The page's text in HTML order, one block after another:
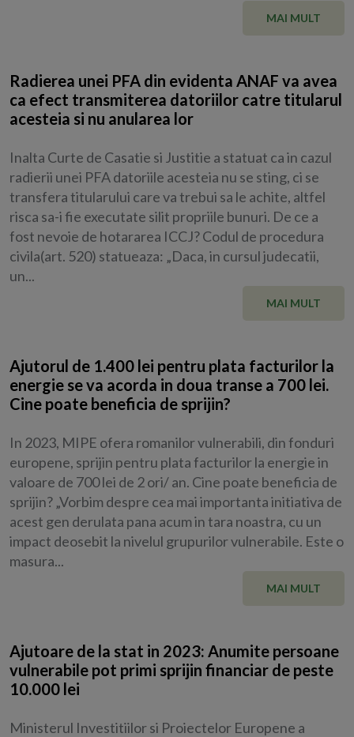
MAI MULT
Radierea unei PFA din evidenta ANAF va avea
ca efect transmiterea datoriilor catre titularul
acesteia si nu anularea lor
Inalta Curte de Casatie si Justitie a statuat ca in cazul
radierii unei PFA datoriile acesteia nu se sting, ci se
transfera titularului care va trebui sa le achite, altfel
risca sa-i fie executate silit propriile bunuri. De ce a
fost nevoie de hotararea ICCJ? Codul de procedura
civila(art. 520) statueaza: „Daca, in cursul judecatii,
un...
MAI MULT
Ajutorul de 1.400 lei pentru plata facturilor la
energie se va acorda in doua transe a 700 lei.
Cine poate beneficia de sprijin?
In 2023, MIPE ofera romanilor vulnerabili, din fonduri
europene, sprijin pentru plata facturilor la energie in
valoare de 700 lei de 2 ori/ an. Cine poate beneficia de
sprijin? „Vorbim despre cea mai importanta initiativa de
acest gen derulata pana acum in tara noastra, cu un
impact deosebit la nivelul grupurilor vulnerabile. Este o
masura...
MAI MULT
Ajutoare de la stat in 2023: Anumite persoane
vulnerabile pot primi sprijin financiar de peste
10.000 lei
Ministerul Investitiilor si Proiectelor Europene a